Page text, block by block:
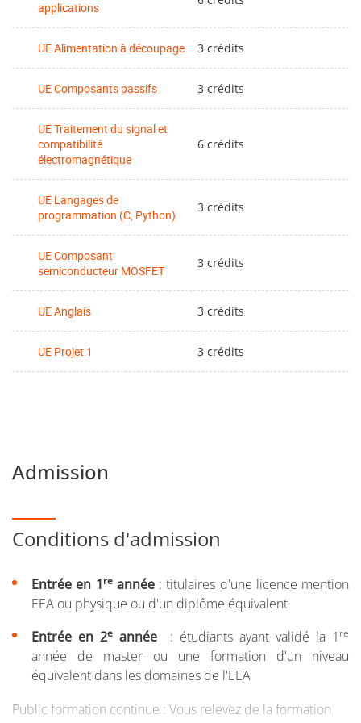
applications
UE Alimentation à découpage 3 crédits
UE Composants passifs 3 crédits
UE Traitement du signal et
compatibilité
électromagnétique
6 crédits
UE Langages de
programmation (C, Python)
3 crédits
UE Composant
semiconducteur MOSFET
3 crédits
UE Anglais 3 crédits
UE Projet 1 3 crédits
Admission
Conditions d'admission
Entrée en 1reannée: titulaires d'une licence mention
EEA ou physique ou d'un diplôme équivalent
Entrée en 2e année : étudiants ayant validé la 1 re
année de master ou une formation d'un niveau
équivalent dans les domaines de l'EEA
Public formation continue : Vous relevez de la formation